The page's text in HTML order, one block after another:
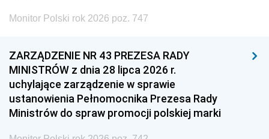
Monitor Polski rok 2026 poz. 747
ZARZĄDZENIE NR 43 PREZESA RADY
MINISTRÓW z dnia 28 lipca 2026 r.
uchylające zarządzenie w sprawie
ustanowienia Pełnomocnika Prezesa Rady
Ministrów do spraw promocji polskiej marki